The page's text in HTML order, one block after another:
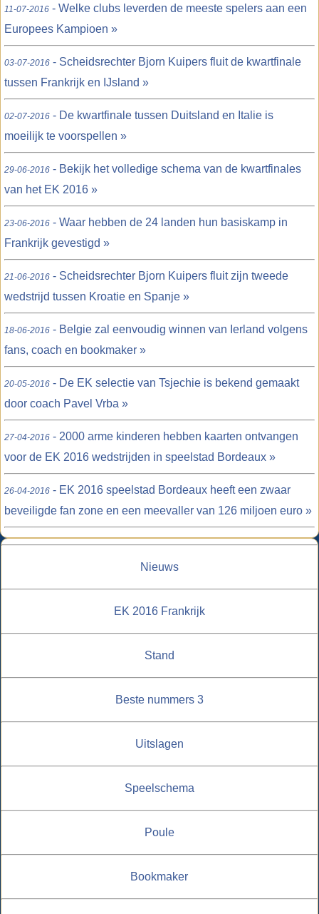
11-07-2016 - Welke clubs leverden de meeste spelers aan een
Europees Kampioen »
03-07-2016 - Scheidsrechter Bjorn Kuipers fluit de kwartfinale
tussen Frankrijk en IJsland »
02-07-2016 - De kwartfinale tussen Duitsland en Italie is
moeilijk te voorspellen »
29-06-2016 - Bekijk het volledige schema van de kwartfinales
van het EK 2016 »
23-06-2016 - Waar hebben de 24 landen hun basiskamp in
Frankrijk gevestigd »
21-06-2016 - Scheidsrechter Bjorn Kuipers fluit zijn tweede
wedstrijd tussen Kroatie en Spanje »
18-06-2016 - Belgie zal eenvoudig winnen van Ierland volgens
fans, coach en bookmaker »
20-05-2016 - De EK selectie van Tsjechie is bekend gemaakt
door coach Pavel Vrba »
27-04-2016 - 2000 arme kinderen hebben kaarten ontvangen
voor de EK 2016 wedstrijden in speelstad Bordeaux »
26-04-2016 - EK 2016 speelstad Bordeaux heeft een zwaar
beveiligde fan zone en een meevaller van 126 miljoen euro »
Nieuws
EK 2016 Frankrijk
Stand
Beste nummers 3
Uitslagen
Speelschema
Poule
Bookmaker